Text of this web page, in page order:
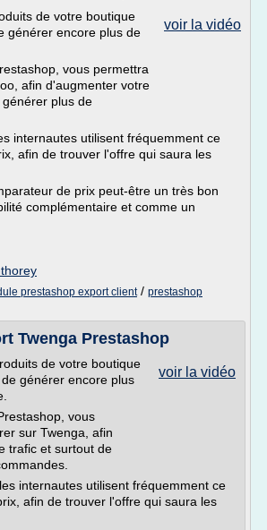
voir la vidéo
de votre boutique
générer encore plus de
vous permettra
afin d'augmenter votre
plus de
internautes utilisent fréquemment ce
afin de trouver l'offre qui saura les
de prix peut-être un très bon
complémentaire et comme un
prestashop export client/ prestashop
Twenga Prestashop
voir la vidéo
de votre boutique
générer encore plus
vous
sur Twenga, afin
trafic et surtout de
internautes utilisent fréquemment ce
afin de trouver l'offre qui saura les